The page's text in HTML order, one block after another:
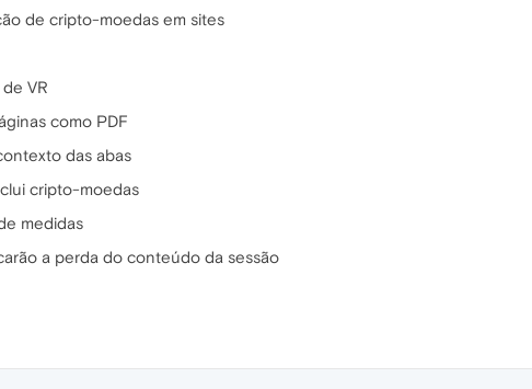
de cripto-moedas em sites
VR
como PDF
das abas
cripto-moedas
medidas
a perda do conteúdo da sessão